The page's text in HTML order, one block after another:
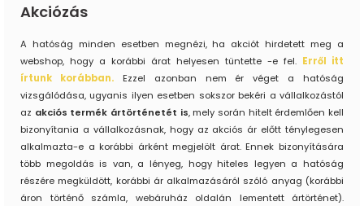
Akciózás
A hatóság minden esetben megnézi, ha akciót hirdetett meg a
webshop, hogy a korábbi árat helyesen tüntette -e fel. Erről itt
írtunk korábban.Ezzel azonban nem ér véget a hatóság
vizsgálódása, ugyanis ilyen esetben sokszor bekéri a vállalkozástól
az akciós termék ártörténetét is, mely során hitelt érdemlően kell
bizonyítania a vállalkozásnak, hogy az akciós ár előtt ténylegesen
alkalmazta-e a korábbi árként megjelölt árat. Ennek bizonyítására
több megoldás is van, a lényeg, hogy hiteles legyen a hatóság
részére megküldött, korábbi ár alkalmazásáról szóló anyag (korábbi
áron történő számla, webáruház oldalán lementett ártörténet).